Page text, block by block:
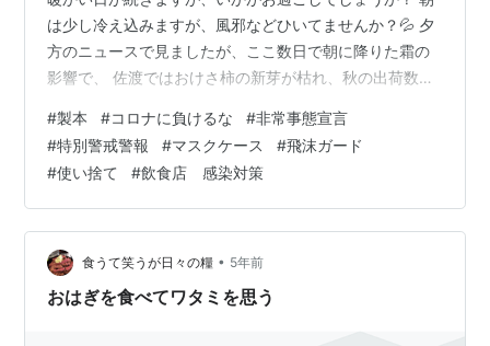
は少し冷え込みますが、風邪などひいてませんか？💦 夕
方のニュースで見ましたが、ここ数日で朝に降りた霜の
影響で、 佐渡ではおけさ柿の新芽が枯れ、秋の出荷数が
とではありません。 昨今のコロナもあります。免疫力を
下げないように、暖かい格好でお休みくださいね☺ さ
て、そのコロナ禍により、新潟県新潟市に特別警戒警報
が発令されました。 そのため、飲食店さんなどに時短営
業の要請や、今まで以上の対策お願いが出されていま
す。 いたがきは、そんなコロナ対策を…
#製本 #コロナに負けるな #非常事態宣言
#特別警戒警報 #マスクケース #飛沫ガード
#使い捨て #飲食店 感染対策
食うて笑うが日々の糧 • 5年前
おはぎを食べてワタミを思う